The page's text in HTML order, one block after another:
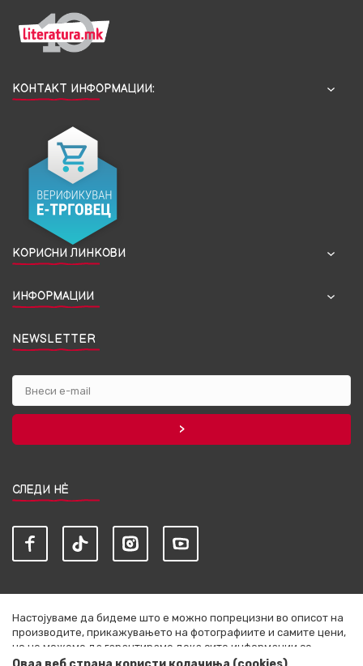
КОНТАКТ ИНФОРМАЦИИ:
КОРИСНИ ЛИНКОВИ
ИНФОРМАЦИИ
NEWSLETTER
СЛЕДИ НЀ
Настојуваме да бидеме што е можно попрецизни во описот на
производите, прикажувањето на фотографиите и самите цени,
но не можеме да гарантираме дека сите информации се
комплетни и без грешки. Сите артикли прикажани на сајтот се